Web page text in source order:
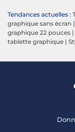
Tendances actuelles :
graphique sans écran |
graphique 22 pouces |
tablette graphique |